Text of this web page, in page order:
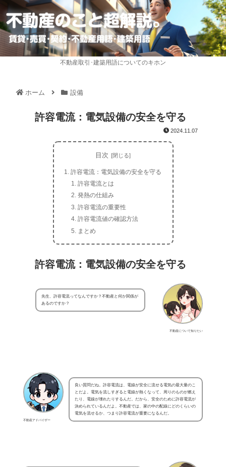
不動産取引･建築用語についてのキホン
ホーム 設備
許容電流：電気設備の安全を守る
2024.11.07
目次
許容電流：電気設備の安全を守る
許容電流とは
発熱の仕組み
許容電流の重要性
許容電流値の確認方法
まとめ
許容電流：電気設備の安全を守る
不動産について知りたい
先生、許容電流ってなんですか？不動産と何か関係が
あるのですか？
不動産アドバイザー
良い質問だね。許容電流は、電線が安全に流せる電気の最大量のこ
とだよ。電気を流しすぎると電線が熱くなって、周りのものが燃え
たり、電線が壊れたりするんだ。だから、安全のために許容電流が
決められているんだよ。不動産では、家の中の配線にどのくらいの
電気を流せるか、つまり許容電流が重要になるんだ。